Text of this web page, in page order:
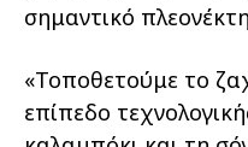
σημαντικό
«Τοποθετούμε το
επίπεδο